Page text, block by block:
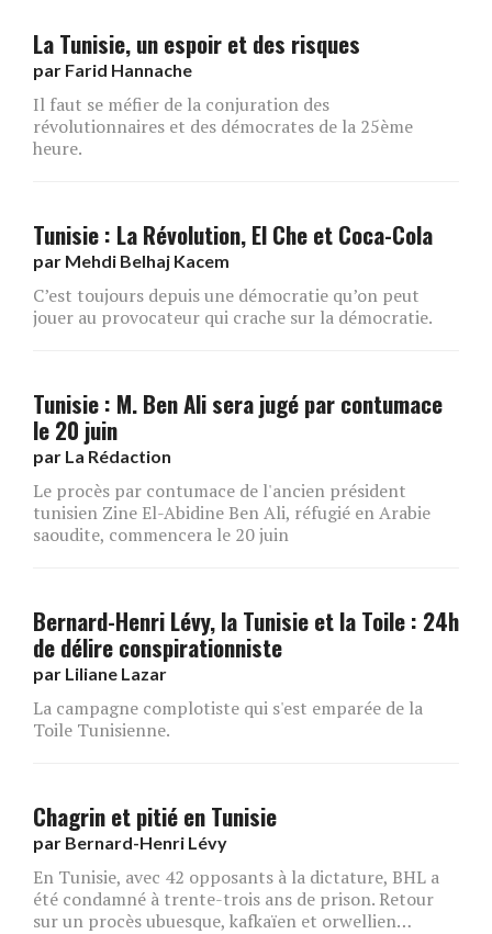
La Tunisie, un espoir et des risques
par Farid Hannache
Il faut se méfier de la conjuration des
révolutionnaires et des démocrates de la 25ème
heure.
Tunisie : La Révolution, El Che et Coca-Cola
par Mehdi Belhaj Kacem
C’est toujours depuis une démocratie qu’on peut
jouer au provocateur qui crache sur la démocratie.
Tunisie : M. Ben Ali sera jugé par contumace
le 20 juin
par La Rédaction
Le procès par contumace de l'ancien président
tunisien Zine El-Abidine Ben Ali, réfugié en Arabie
saoudite, commencera le 20 juin
Bernard-Henri Lévy, la Tunisie et la Toile : 24h
de délire conspirationniste
par Liliane Lazar
La campagne complotiste qui s'est emparée de la
Toile Tunisienne.
Chagrin et pitié en Tunisie
par Bernard-Henri Lévy
En Tunisie, avec 42 opposants à la dictature, BHL a
été condamné à trente-trois ans de prison. Retour
sur un procès ubuesque, kafkaïen et orwellien…